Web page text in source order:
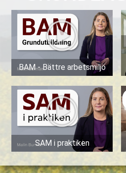
BAM - Bättre arbetsmiljö
SAM i praktiken